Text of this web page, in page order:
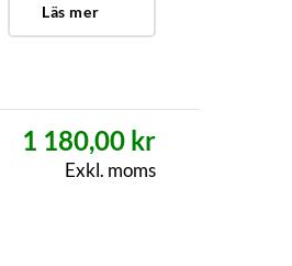
Läs mer
1 180,00 kr
Exkl. moms